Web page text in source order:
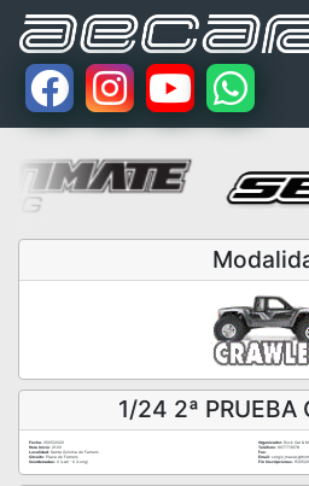
1/24 2ª PRUEBA
Fecha:21/05/2022 Organizador:Rock Cat &
Hora Inicio:21:00 Teléfono:607773978
Localidad:Santa Coloma de Farners
Fax:
Circuito:Plaza de Farners Email:
Coordenadas:0 (Lat) - 0 (Long) Fin Inscripciones:15/05/